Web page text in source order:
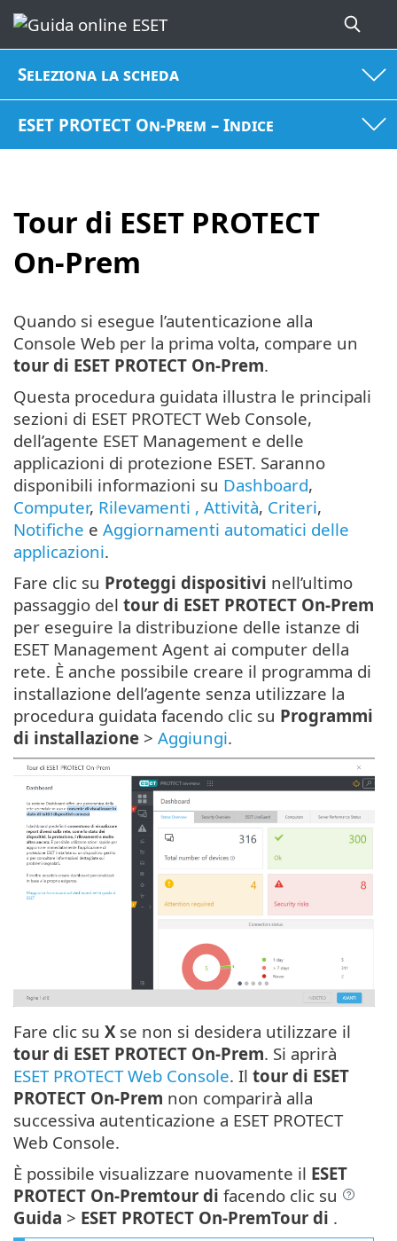
Seleziona la scheda
ESET PROTECT On-Prem – Indice
Tour di ESET PROTECT
On-Prem
Quando si esegue l’autenticazione alla
Console Web per la prima volta, compare un
tour di ESET PROTECT On-Prem.
Questa procedura guidata illustra le principali
sezioni di ESET PROTECT Web Console,
dell’agente ESET Management e delle
applicazioni di protezione ESET. Saranno
disponibili informazioni su Dashboard,
Computer, Rilevamenti , Attività, Criteri,
Notifiche e Aggiornamenti automatici delle
applicazioni.
Fare clic su Proteggi dispositivi nell’ultimo
passaggio del tour di ESET PROTECT On-Prem
per eseguire la distribuzione delle istanze di
ESET Management Agent ai computer della
rete. È anche possibile creare il programma di
installazione dell’agente senza utilizzare la
procedura guidata facendo clic su Programmi
di installazione > Aggiungi.
Fare clic su Xse non si desidera utilizzare il
tour di ESET PROTECT On-Prem. Si aprirà
ESET PROTECT Web Console. Il tour di ESET
PROTECT On-Prem non comparirà alla
successiva autenticazione a ESET PROTECT
Web Console.
È possibile visualizzare nuovamente il ESET
PROTECT On-Premtour di facendo clic su
Guida > ESET PROTECT On-PremTour di .